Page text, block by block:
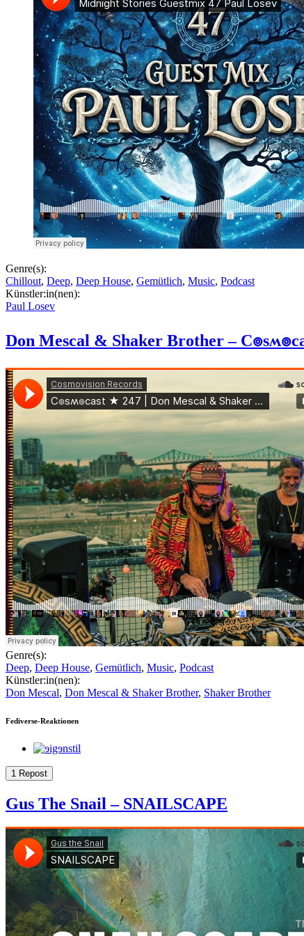
Genre(s):
Chillout, Deep, Deep House, Gemütlich, Music, Podcast
Künstler:in(nen):
Paul Losev
Don Mescal & Shaker Brother – C๏sʍ๏
Genre(s):
Deep, Deep House, Gemütlich, Music, Podcast
Künstler:in(nen):
Don Mescal, Don Mescal & Shaker Brother, Shaker Brother
Fediverse-Reaktionen
1 Repost
Gus The Snail – SNAILSCAPE